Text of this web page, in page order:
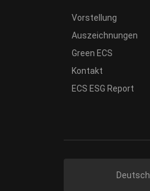
Vorstellung
Auszeichnungen
Green ECS
Kontakt
ECS ESG Report
Deutsch